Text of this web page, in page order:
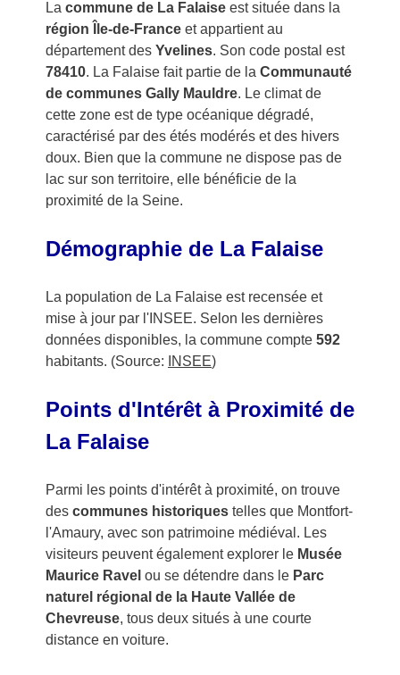
La commune de La Falaiseest située dans la
région Île-de-Franceet appartient au
département des Yvelines. Son code postal est
78410. La Falaise fait partie de la Communauté
de communes Gally Mauldre. Le climat de
cette zone est de type océanique dégradé,
caractérisé par des étés modérés et des hivers
doux. Bien que la commune ne dispose pas de
lac sur son territoire, elle bénéficie de la
proximité de la Seine.
Démographie de La Falaise
La population de La Falaise est recensée et
mise à jour par l'INSEE. Selon les dernières
données disponibles, la commune compte 592
habitants. (Source:
INSEE)
Points d'Intérêt à Proximité de
La Falaise
Parmi les points d'intérêt à proximité, on trouve
des communes historiquestelles que Montfort-
l'Amaury, avec son patrimoine médiéval. Les
visiteurs peuvent également explorer le Musée
Maurice Ravel ou se détendre dans le Parc
naturel régional de la Haute Vallée de
Chevreuse, tous deux situés à une courte
distance en voiture.